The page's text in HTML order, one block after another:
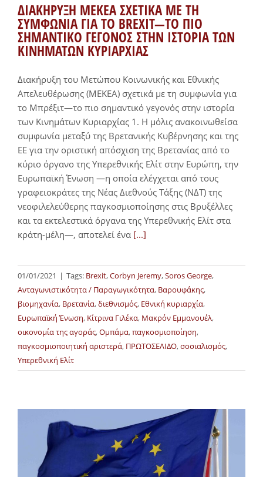
ΔΙΑΚΗΡΥΞΗ ΜΕΚΕΑ ΣΧΕΤΙΚΑ ΜΕ ΤΗ
ΣΥΜΦΩΝΙΑ ΓΙΑ ΤΟ BREXIT—ΤΟ ΠΙΟ
ΣΗΜΑΝΤΙΚΟ ΓΕΓΟΝΟΣ ΣΤΗΝ ΙΣΤΟΡΙΑ ΤΩΝ
ΚΙΝΗΜΑΤΩΝ ΚΥΡΙΑΡΧΙΑΣ
Διακήρυξη του Μετώπου Κοινωνικής και Εθνικής
Απελευθέρωσης (ΜΕΚΕΑ) σχετικά με τη συμφωνία για
το Μπρέξιτ—το πιο σημαντικό γεγονός στην ιστορία
των Κινημάτων Κυριαρχίας 1. Η μόλις ανακοινωθείσα
συμφωνία μεταξύ της Βρετανικής Κυβέρνησης και της
ΕΕ για την οριστική απόσχιση της Βρετανίας από το
κύριο όργανο της Υπερεθνικής Ελίτ στην Ευρώπη, την
Ευρωπαϊκή Ένωση —η οποία ελέγχεται από τους
γραφειοκράτες της Νέας Διεθνούς Τάξης (ΝΔΤ) της
νεοφιλελεύθερης παγκοσμιοποίησης στις Βρυξέλλες
και τα εκτελεστικά όργανα της Υπερεθνικής Ελίτ στα
κράτη-μέλη—, αποτελεί ένα [...]
01/01/2021 | Tags: Brexit,Corbyn Jeremy,Soros George,
Ανταγωνιστικότητα / Παραγωγικότητα, Βαρουφάκης,
βιομηχανία, Βρετανία,διεθνισμός, Εθνική κυριαρχία,
Ευρωπαϊκή Ένωση, Κίτρινα Γιλέκα, Μακρόν Εμμανουέλ,
οικονομία της αγοράς,Ομπάμα,παγκοσμιοποίηση,
παγκοσμιοποιητική αριστερά, ΠΡΩΤΟΣΕΛΙΔΟ,σοσιαλισμός,
Υπερεθνική Ελίτ